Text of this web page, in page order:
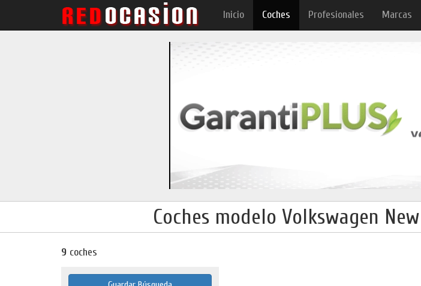
Inicio Coches Profesionales Marcas
Coches modelo Volkswagen
9 coches